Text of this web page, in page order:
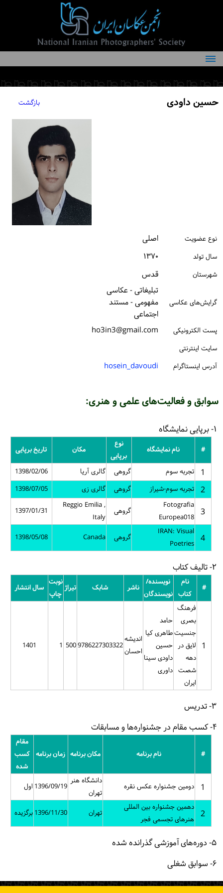
درباره انجمن
کمیته‌های انجمن
ورود / ثبت‌نام
خرید کتاب
حسین داودی بازگشت
نوع عضویت اصلی
سال تولد ۱۳۷۰
شهرستان قدس
گرایش‌های عکاسی
تبلیغاتی - عکاسی
مفهومی - مستند
اجتماعی
پست الكترونیكی ho3in3@gmail.com
سایت اینترنتی
آدرس اینستاگرام
hosein_davoudi
سوابق و فعالیت‌های علمی و هنری:
۱- برپایی نمایشگاه
# نام نمایشگاه
نوع
برپایی
مکان تاریخ برپایی
1 تجربه سوم گروهی گالری آریا 1398/02/06
2 تجربه سوم-شیراز گروهی گالری زی 1398/07/05
3
Fotografia
Europea018
گروهی
Reggio Emilia ,
Italy
1397/01/31
4
IRAN: Visual
Poetries
گروهی Canada
1398/05/08
۲- تالیف کتاب
#
نام
کتاب
نویسنده/
نویسندگان
ناشر شابک تیراژ
نوبت
چاپ
سال انتشار
1
فرهنگ
بصری
جنسیت
لایق در
دهه
شصت
ایران
حامد
طاهری کیا
حسین
داودی سینا
داوری
اندیشه
احسان
9786227303322
500
1
1401
۳- تدریس
۴- کسب مقام در جشنواره‌ها و مسابقات
# نام برنامه مکان برنامه زمان برنامه
مقام
کسب
شده
1 دومین جشنواره عکس نقره
دانشگاه هنر
تهران
1396/09/19 اول
2
دهمین جشنواره بین المللی
هنرهای تجسمی فجر
تهران 1396/11/30برگزیده
۵- دوره‌های آموزشی گذرانده شده
۶- سوابق شغلی